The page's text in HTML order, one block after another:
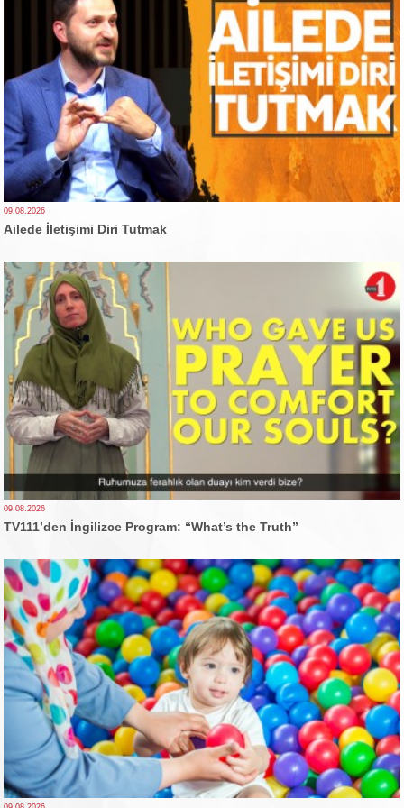
09.08.2026
Ailede İletişimi Diri Tutmak
09.08.2026
TV111’den İngilizce Program: “What’s the Truth”